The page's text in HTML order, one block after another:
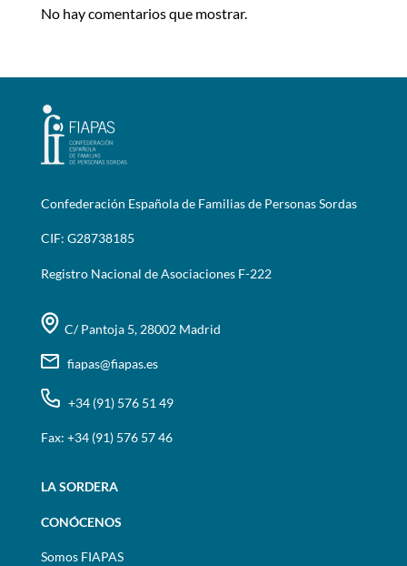
No hay comentarios que mostrar.
Confederación Española de Familias de Personas Sordas
CIF: G28738185
Registro Nacional de Asociaciones F-222
C/ Pantoja 5, 28002 Madrid
fiapas@fiapas.es
+34 (91) 576 51 49
Fax: +34 (91) 576 57 46
LA SORDERA
CONÓCENOS
Somos FIAPAS